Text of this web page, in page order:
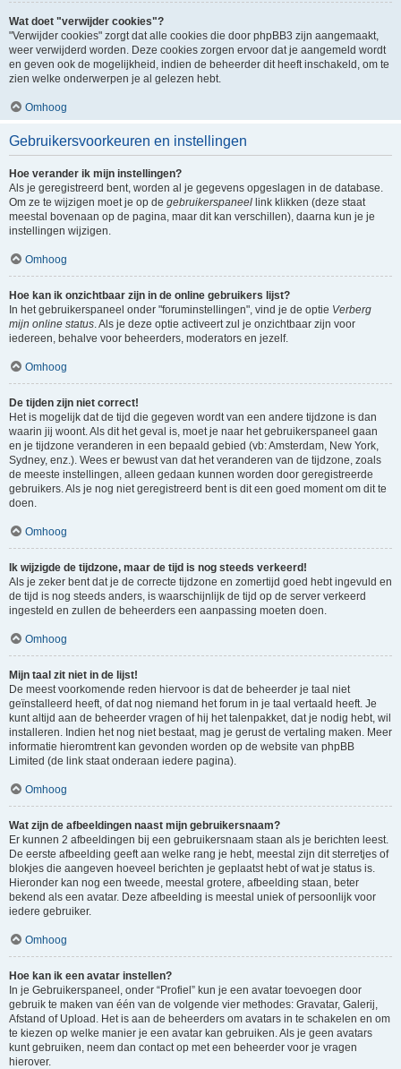
Wat doet "verwijder cookies"?
"Verwijder cookies" zorgt dat alle cookies die door phpBB3 zijn aangemaakt,
weer verwijderd worden. Deze cookies zorgen ervoor dat je aangemeld wordt
en geven ook de mogelijkheid, indien de beheerder dit heeft inschakeld, om te
zien welke onderwerpen je al gelezen hebt.
Omhoog
Gebruikersvoorkeuren en instellingen
Hoe verander ik mijn instellingen?
Als je geregistreerd bent, worden al je gegevens opgeslagen in de database.
Om ze te wijzigen moet je op de gebruikerspaneel link klikken (deze staat
meestal bovenaan op de pagina, maar dit kan verschillen), daarna kun je je
instellingen wijzigen.
Omhoog
Hoe kan ik onzichtbaar zijn in de online gebruikers lijst?
In het gebruikerspaneel onder "foruminstellingen", vind je de optie Verberg
mijn online status . Als je deze optie activeert zul je onzichtbaar zijn voor
iedereen, behalve voor beheerders, moderators en jezelf.
Omhoog
De tijden zijn niet correct!
Het is mogelijk dat de tijd die gegeven wordt van een andere tijdzone is dan
waarin jij woont. Als dit het geval is, moet je naar het gebruikerspaneel gaan
en je tijdzone veranderen in een bepaald gebied (vb: Amsterdam, New York,
Sydney, enz.). Wees er bewust van dat het veranderen van de tijdzone, zoals
de meeste instellingen, alleen gedaan kunnen worden door geregistreerde
gebruikers. Als je nog niet geregistreerd bent is dit een goed moment om dit te
doen.
Omhoog
Ik wijzigde de tijdzone, maar de tijd is nog steeds verkeerd!
Als je zeker bent dat je de correcte tijdzone en zomertijd goed hebt ingevuld en
de tijd is nog steeds anders, is waarschijnlijk de tijd op de server verkeerd
ingesteld en zullen de beheerders een aanpassing moeten doen.
Omhoog
Mijn taal zit niet in de lijst!
De meest voorkomende reden hiervoor is dat de beheerder je taal niet
geïnstalleerd heeft, of dat nog niemand het forum in je taal vertaald heeft. Je
kunt altijd aan de beheerder vragen of hij het talenpakket, dat je nodig hebt, wil
installeren. Indien het nog niet bestaat, mag je gerust de vertaling maken. Meer
informatie hieromtrent kan gevonden worden op de website van phpBB
Limited (de link staat onderaan iedere pagina).
Omhoog
Wat zijn de afbeeldingen naast mijn gebruikersnaam?
Er kunnen 2 afbeeldingen bij een gebruikersnaam staan als je berichten leest.
De eerste afbeelding geeft aan welke rang je hebt, meestal zijn dit sterretjes of
blokjes die aangeven hoeveel berichten je geplaatst hebt of wat je status is.
Hieronder kan nog een tweede, meestal grotere, afbeelding staan, beter
bekend als een avatar. Deze afbeelding is meestal uniek of persoonlijk voor
iedere gebruiker.
Omhoog
Hoe kan ik een avatar instellen?
In je Gebruikerspaneel, onder “Profiel” kun je een avatar toevoegen door
gebruik te maken van één van de volgende vier methodes: Gravatar, Galerij,
Afstand of Upload. Het is aan de beheerders om avatars in te schakelen en om
te kiezen op welke manier je een avatar kan gebruiken. Als je geen avatars
kunt gebruiken, neem dan contact op met een beheerder voor je vragen
hierover.